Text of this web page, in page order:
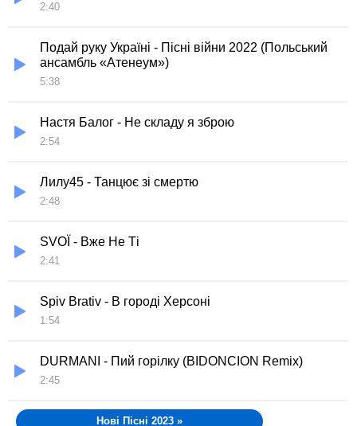
2:40
Подай руку Україні - Пісні війни 2022 (Польський
ансамбль «Атенеум»)
5:38
Настя Балог - Не складу я зброю
2:54
Лилу45 - Танцює зі смертю
2:48
SVOЇ - Вже Не Ті
2:41
Spiv Brativ - В городі Херсоні
1:54
DURMANI - Пий горілку (BIDONCION Remix)
2:45
Нові Пісні 2023 »